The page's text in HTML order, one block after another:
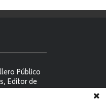
Público
Editor de
Productor